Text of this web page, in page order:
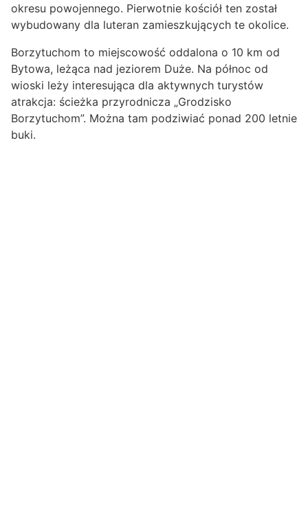
okresu powojennego. Pierwotnie kościół ten został
wybudowany dla luteran zamieszkujących te okolice.
Borzytuchom to miejscowość oddalona o 10 km od
Bytowa, leżąca nad jeziorem Duże. Na północ od
wioski leży interesująca dla aktywnych turystów
atrakcja: ścieżka przyrodnicza „Grodzisko
Borzytuchom”. Można tam podziwiać ponad 200 letnie
buki.